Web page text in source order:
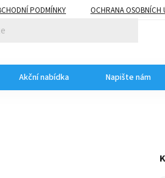
PODMÍNKY OCHRANA OSOBNÍCH
Akční nabídka Napište nám